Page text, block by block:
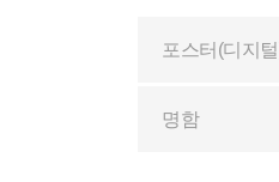
포스터(디지
명함